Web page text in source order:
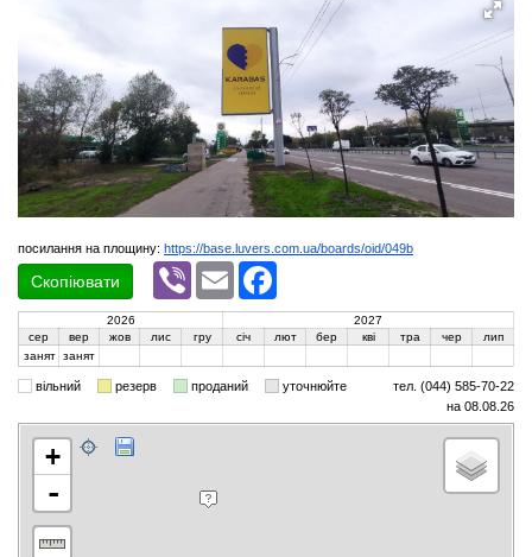
посилання на площину: https://base.luvers.com.ua/boards/oid/049b
Скопіювати
Viber Email
2026
2027
сер
вер жов лис гру січ лют бер кві тра чер
лип
занят занят
вільний резерв проданий уточнюйте
тел. (044) 585-70-22
на 08.08.26
+
-